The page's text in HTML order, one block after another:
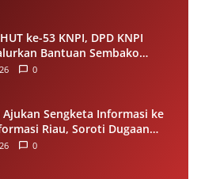
ke-53 KNPI, DPD KNPI
Bantuan Sembako
Berdampak
0
Sengketa Informasi ke
Riau, Soroti Dugaan
Permohonan ke
0